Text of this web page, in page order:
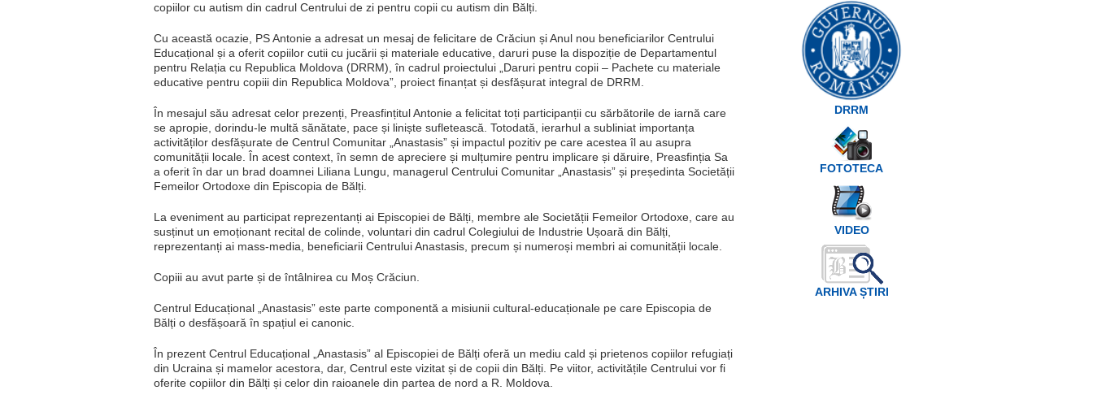
copiilor cu autism din cadrul Centrului de zi pentru copii cu autism din Bălți.
Cu această ocazie, PS Antonie a adresat un mesaj de felicitare de Crăciun și Anul nou beneficiarilor Centrului
Educațional și a oferit copiilor cutii cu jucării și materiale educative, daruri puse la dispoziție de Departamentul
pentru Relația cu Republica Moldova (DRRM), în cadrul proiectului „Daruri pentru copii – Pachete cu materiale
educative pentru copiii din Republica Moldova”, proiect finanțat și desfășurat integral de DRRM.
În mesajul său adresat celor prezenți, Preasfințitul Antonie a felicitat toți participanții cu sărbătorile de iarnă care
se apropie, dorindu-le multă sănătate, pace și liniște sufletească. Totodată, ierarhul a subliniat importanța
activităților desfășurate de Centrul Comunitar „Anastasis” și impactul pozitiv pe care acestea îl au asupra
comunității locale. În acest context, în semn de apreciere și mulțumire pentru implicare și dăruire, Preasfinția Sa
a oferit în dar un brad doamnei Liliana Lungu, managerul Centrului Comunitar „Anastasis” și președinta Societății
Femeilor Ortodoxe din Episcopia de Bălți.
La eveniment au participat reprezentanți ai Episcopiei de Bălți, membre ale Societății Femeilor Ortodoxe, care au
susținut un emoționant recital de colinde, voluntari din cadrul Colegiului de Industrie Ușoară din Bălți,
reprezentanți ai mass-media, beneficiarii Centrului Anastasis, precum și numeroși membri ai comunității locale.
Copiii au avut parte și de întâlnirea cu Moș Crăciun.
Centrul Educațional „Anastasis” este parte componentă a misiunii cultural-educaționale pe care Episcopia de
Bălți o desfășoară în spațiul ei canonic.
În prezent Centrul Educațional „Anastasis” al Episcopiei de Bălți oferă un mediu cald și prietenos copiilor refugiați
din Ucraina și mamelor acestora, dar, Centrul este vizitat și de copii din Bălți. Pe viitor, activitățile Centrului vor fi
oferite copiilor din Bălți și celor din raioanele din partea de nord a R. Moldova.
DRRM
FOTOTECA
VIDEO
ARHIVA ȘTIRI